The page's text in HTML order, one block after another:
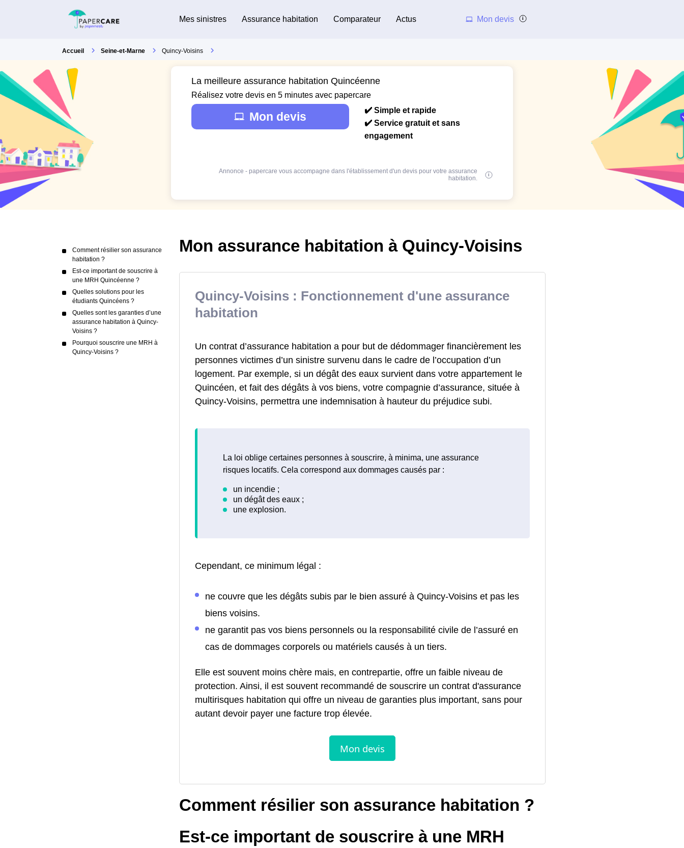
Mes sinistres Assurance habitation Comparateur Actus Mon devis
Accueil Seine-et-Marne Quincy-Voisins
La meilleure assurance habitation Quincéenne
Réalisez votre devis en 5 minutes avec papercare
Mon devis
✔️ Simple et rapide
✔️ Service gratuit et sans
engagement
Annonce - papercare vous accompagne dans l'établissement d'un devis pour votre assurance
habitation.
Comment résilier son assurance
habitation ?
Est-ce important de souscrire à
une MRH Quincéenne ?
Quelles solutions pour les
étudiants Quincéens ?
Quelles sont les garanties d’une
assurance habitation à Quincy-
Voisins ?
Pourquoi souscrire une MRH à
Quincy-Voisins ?
Mon assurance habitation à Quincy-Voisins
Quincy-Voisins : Fonctionnement d'une assurance
habitation
Un contrat d’assurance habitation a pour but de dédommager financièrement les
personnes victimes d’un sinistre survenu dans le cadre de l’occupation d’un
logement. Par exemple, si un dégât des eaux survient dans votre appartement le
Quincéen, et fait des dégâts à vos biens, votre compagnie d’assurance, située à
Quincy-Voisins, permettra une indemnisation à hauteur du préjudice subi.
La loi oblige certaines personnes à souscrire, à minima, une assurance
risques locatifs. Cela correspond aux dommages causés par :
Cependant, ce minimum légal :
ne couvre que les dégâts subis par le bien assuré à Quincy-Voisins et pas les
biens voisins.
ne garantit pas vos biens personnels ou la responsabilité civile de l’assuré en
cas de dommages corporels ou matériels causés à un tiers.
Elle est souvent moins chère mais, en contrepartie, offre un faible niveau de
protection. Ainsi, il est souvent recommandé de souscrire un contrat d'assurance
multirisques habitation qui offre un niveau de garanties plus important, sans pour
autant devoir payer une facture trop élevée.
Comment résilier son assurance habitation ?
Est-ce important de souscrire à une MRH